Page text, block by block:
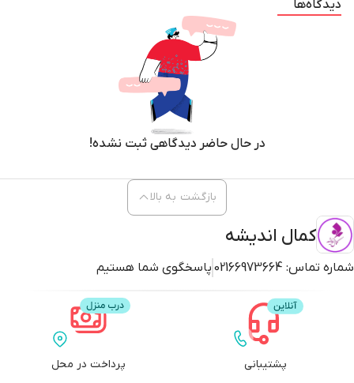
دیدگاه‌ها
در حال حاضر دیدگاهی ثبت نشده!
کمال اندیشه
شماره تماس: 02166973664 پاسخگوی شما هستیم
بازگشت به بالا
پشتیبانی پرداخت در محل